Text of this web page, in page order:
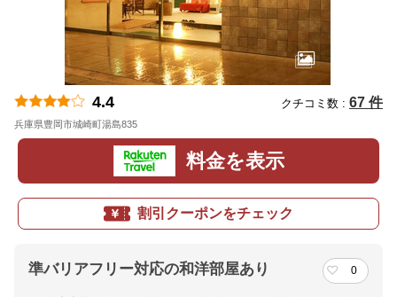
4.4 クチコミ数 : 67 件
兵庫県豊岡市城崎町湯島835
料金を表示
割引クーポンをチェック
準バリアフリー対応の和洋部屋あり 0